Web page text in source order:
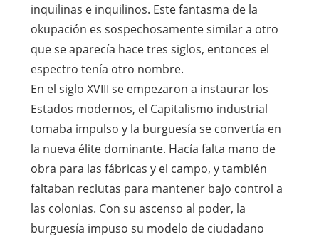
inquilinas e inquilinos. Este fantasma de la
okupación es sospechosamente similar a otro
que se aparecía hace tres siglos, entonces el
espectro tenía otro nombre.
En el siglo XVIII se empezaron a instaurar los
Estados modernos, el Capitalismo industrial
tomaba impulso y la burguesía se convertía en
la nueva élite dominante. Hacía falta mano de
obra para las fábricas y el campo, y también
faltaban reclutas para mantener bajo control a
las colonias. Con su ascenso al poder, la
burguesía impuso su modelo de ciudadano